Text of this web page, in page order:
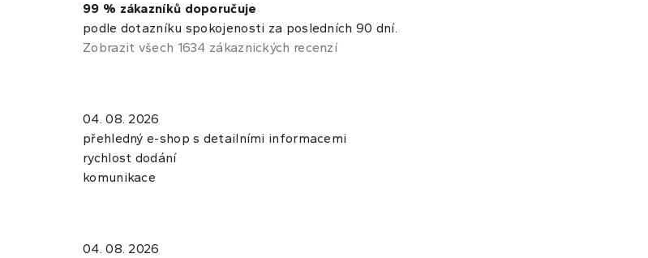
99 % zákazníků doporučuje
podle dotazníku spokojenosti za posledních 90 dní.
Zobrazit všech 1634 zákaznických recenzí
04. 08. 2026
přehledný e-shop s detailními informacemi
rychlost dodání
komunikace
04. 08. 2026